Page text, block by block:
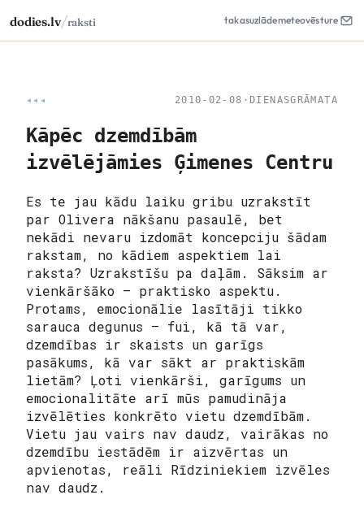
dodies.lv/raksti takasuzlādemeteovēsture
◂◂◂ 2010-02-08 · DIENASGRĀMATA
Kāpēc dzemdībām
izvēlējāmies Ģimenes Centru
Es te jau kādu laiku gribu uzrakstīt
par Olivera nākšanu pasaulē, bet
nekādi nevaru izdomāt koncepciju šādam
rakstam, no kādiem aspektiem lai
raksta? Uzrakstīšu pa daļām. Sāksim ar
vienkāršāko – praktisko aspektu.
Protams, emocionālie lasītāji tikko
sarauca degunus – fui, kā tā var,
dzemdības ir skaists un garīgs
pasākums, kā var sākt ar praktiskām
lietām? Ļoti vienkārši, garīgums un
emocionalitāte arī mūs pamudināja
izvēlēties konkrēto vietu dzemdībām.
Vietu jau vairs nav daudz, vairākas no
dzemdību iestādēm ir aizvērtas un
apvienotas, reāli Rīdziniekiem izvēles
nav daudz.